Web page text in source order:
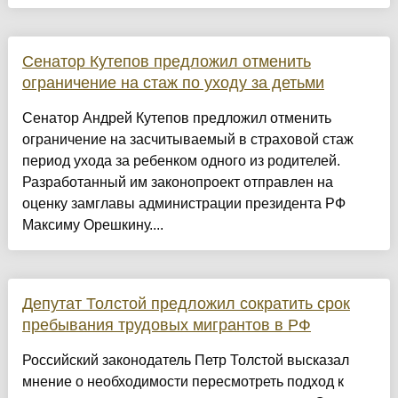
Сенатор Кутепов предложил отменить
ограничение на стаж по уходу за детьми
Сенатор Андрей Кутепов предложил отменить
ограничение на засчитываемый в страховой стаж
период ухода за ребенком одного из родителей.
Разработанный им законопроект отправлен на
оценку замглавы администрации президента РФ
Максиму Орешкину....
Депутат Толстой предложил сократить срок
пребывания трудовых мигрантов в РФ
Российский законодатель Петр Толстой высказал
мнение о необходимости пересмотреть подход к